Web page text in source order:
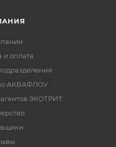
и оплата
АКВАФЛОУ
ЭКОТРИТ